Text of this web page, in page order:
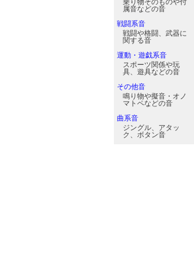
乗り物そのものや付
属音などの音
戦闘系音
戦闘や格闘、武器に
関する音
運動・遊戯系音
スポーツ関係や玩
具、遊具などの音
その他音
鳴り物や擬音・オノ
マトペなどの音
曲系音
ジングル、アタッ
ク、ボタン音